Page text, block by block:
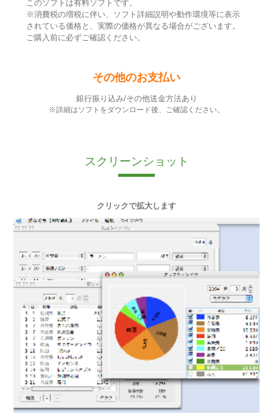
このソフトは有料ソフトです。
※消費税の増税に伴い、ソフト詳細説明や動作環境等に表示
されている価格と、実際の価格が異なる場合がございます。
ご購入前に必ずご確認ください。
その他のお支払い
銀行振り込み/その他送金方法あり
※詳細はソフトをダウンロード後、ご確認ください。
スクリーンショット
クリックで拡大します